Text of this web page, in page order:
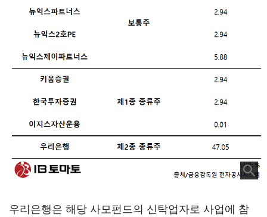
우리은행은 해당 사모펀드의 신탁업자로 사업에 참